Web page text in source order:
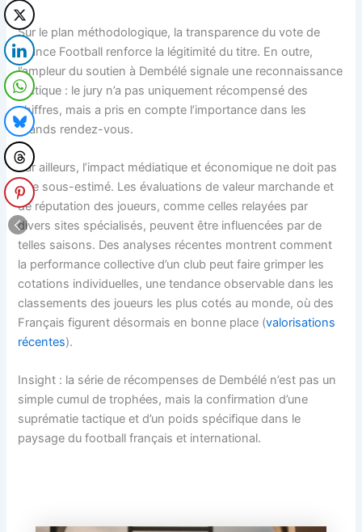
Sur le plan méthodologique, la transparence du vote de
France Football renforce la légitimité du titre. En outre,
l’ampleur du soutien à Dembélé signale une reconnaissance
tactique : le jury n’a pas uniquement récompensé des
chiffres, mais a pris en compte l’importance dans les
grands rendez-vous.
Par ailleurs, l’impact médiatique et économique ne doit pas
être sous-estimé. Les évaluations de valeur marchande et
de réputation des joueurs, comme celles relayées par
divers sites spécialisés, peuvent être influencées par de
telles saisons. Des analyses récentes montrent comment
la performance collective d’un club peut faire grimper les
cotations individuelles, une tendance observable dans les
classements des joueurs les plus cotés au monde, où des
Français figurent désormais en bonne place (valorisations
récentes).
Insight : la série de récompenses de Dembélé n’est pas un
simple cumul de trophées, mais la confirmation d’une
suprématie tactique et d’un poids spécifique dans le
paysage du football français et international.